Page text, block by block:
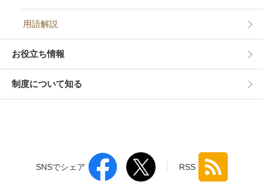
用語解説
お役立ち情報
制度について知る
SNSでシェア RSS